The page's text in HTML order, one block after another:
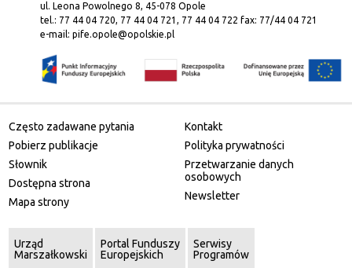
ul. Leona Powolnego 8, 45-078 Opole
tel.: 77 44 04 720, 77 44 04 721, 77 44 04 722 fax: 77/44 04 721
e-mail:pife.opole@opolskie.pl
Często zadawane pytania
Pobierz publikacje
Słownik
Dostępna strona
Mapa strony
Kontakt
Polityka prywatności
Przetwarzanie danych
osobowych
Newsletter
Urząd
Marszałkowski
Portal Funduszy
Europejskich
Serwisy
Programów